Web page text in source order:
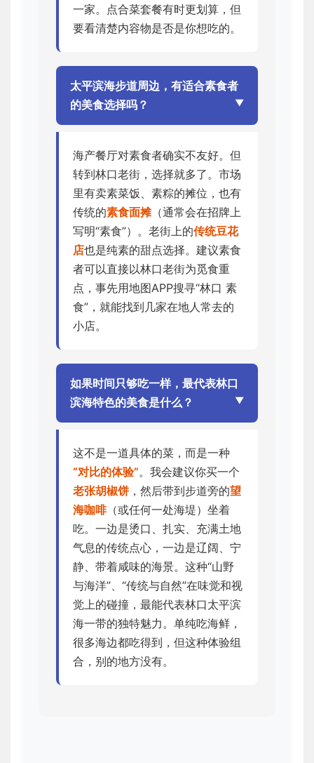
一家。点合菜套餐有时更划算，但
要看清楚内容物是否是你想吃的。
太平滨海步道周边，有适合素食者
的美食选择吗？
海产餐厅对素食者确实不友好。但
转到林口老街，选择就多了。市场
里有卖素菜饭、素粽的摊位，也有
传统的素食面摊（通常会在招牌上
写明“素食”）。老街上的传统豆花
店也是纯素的甜点选择。建议素食
者可以直接以林口老街为觅食重
点，事先用地图APP搜寻“林口 素
食”，就能找到几家在地人常去的
小店。
如果时间只够吃一样，最代表林口
滨海特色的美食是什么？
这不是一道具体的菜，而是一种
“对比的体验”。我会建议你买一个
老张胡椒饼，然后带到步道旁的望
海咖啡（或任何一处海堤）坐着
吃。一边是烫口、扎实、充满土地
气息的传统点心，一边是辽阔、宁
静、带着咸味的海景。这种“山野
与海洋”、“传统与自然”在味觉和视
觉上的碰撞，最能代表林口太平滨
海一带的独特魅力。单纯吃海鲜，
很多海边都吃得到，但这种体验组
合，别的地方没有。